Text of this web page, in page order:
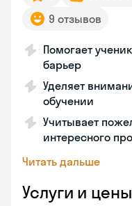
9 отзывов
Помогает
барьер
Уделяет
обучении
Учитывает
интересного
Читать дальше
Услуги и цены